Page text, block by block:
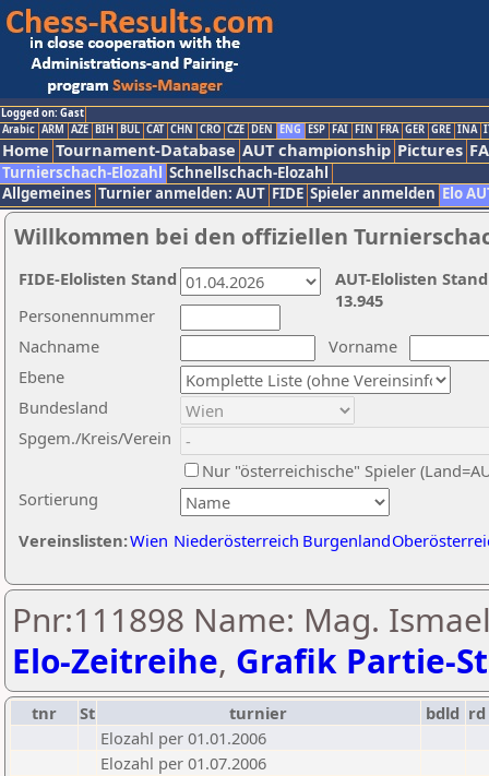
Logged on: Gast
Arabic ARM AZE BIH BUL CAT CHN CRO CZE DEN ENG ESP FAI FIN FRA GER GRE INA
Home Tournament-Database AUT championship Pictures
Turnierschach-Elozahl Schnellschach-Elozahl
Allgemeines Turnier anmelden: AUT FIDE Spieler anmelden Elo
Willkommen bei den offiziellen
Nachname
Vorname
Ebene
Sortierung
Personennummer
Bundesland
Spgem./Kreis/Verein
Nur "österreichische" Spieler
Vereinslisten:Wien Niederösterreich Burgenland
AUT-Elolisten
13.945
FIDE-Elolisten Stand
Pnr:111898 Name: Mag.
Elo-Zeitreihe, Grafik Partie-
tnr St turnier bdld rd
Elozahl per 01.01.2006
Elozahl per 01.07.2006